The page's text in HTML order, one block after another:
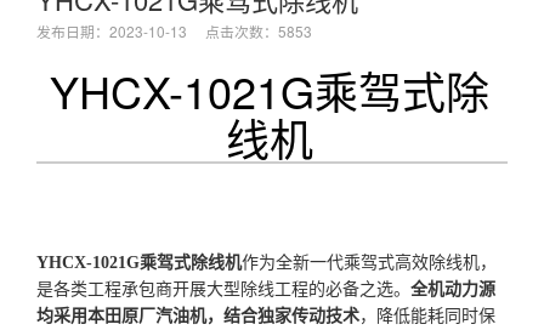
发布日期：2023-10-13 点击次数：5853
YHCX-1021G乘驾式除
线机
YHCX-1021G乘驾式除线机作为全新一代乘驾式高效除线机，
是各类工程承包商开展大型除线工程的必备之选。 全机动力源
均采用本田原厂汽油机，结合独家传动技术，降低能耗同时保